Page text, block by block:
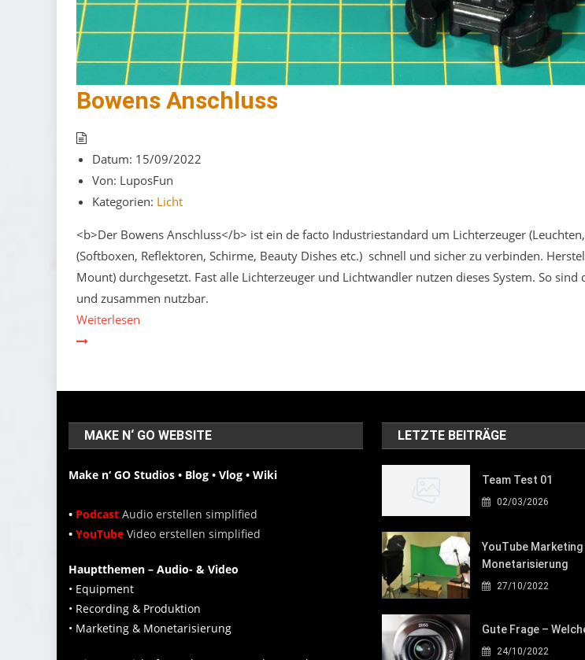
Bowens Anschluss
Datum: 15/09/2022
Von: LuposFun
Kategorien: Licht
<b>Der Bowens Anschluss</b> ist ein de facto Industriestandard um Lichterzeuger
(Softboxen, Reflektoren, Schirme, Beauty Dishes etc.) schnell und sicher zu verbinden.
Mount) durchgesetzt. Fast alle Lichterzeuger und Lichtwandler nutzen dieses System. So
und zusammen nutzbar.
Weiterlesen
MAKE N‘ GO WEBSITE
Make n‘ GO Studios • Blog • Vlog • Wiki
• PodcastAudio erstellen simplified
•YouTubeVideo erstellen simplified
Hauptthemen – Audio- & Video
• Equipment
• Recording & Produktion
• Marketing & Monetarisierung
LETZTE BEITRÄGE
Team Test 01
02/03/2026
YouTube Marketing
Monetarisierung
27/10/2022
Gute Frage –
24/10/2022